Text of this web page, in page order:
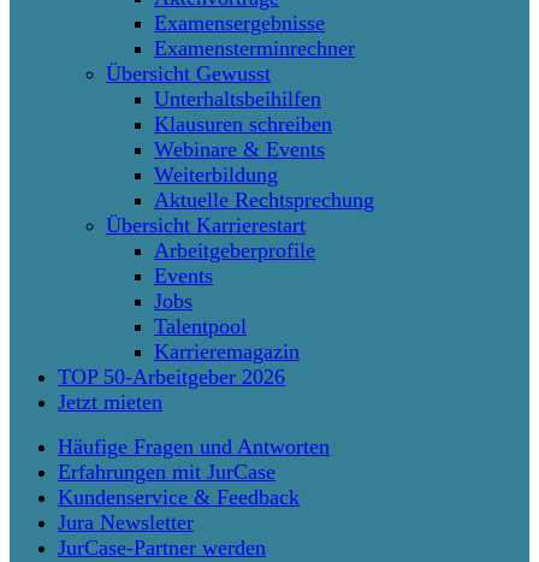
Examensergebnisse
Examensterminrechner
Übersicht Gewusst
Unterhaltsbeihilfen
Klausuren schreiben
Webinare & Events
Weiterbildung
Aktuelle Rechtsprechung
Übersicht Karrierestart
Arbeitgeberprofile
Events
Jobs
Talentpool
Karrieremagazin
TOP 50-Arbeitgeber 2026
Jetzt mieten
Häufige Fragen und Antworten
Erfahrungen mit JurCase
Kundenservice & Feedback
Jura Newsletter
JurCase-Partner werden